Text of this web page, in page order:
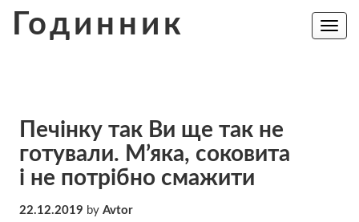
Годинник
Toggle
Печінку так Ви ще так не
готували. М’яка, соковита
і не потрібно смажити
22.12.2019 by Avtor